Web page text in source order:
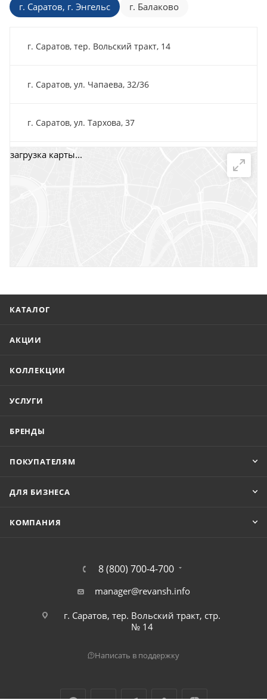
г. Саратов, г. Энгельс г. Балаково
г. Саратов, тер. Вольский тракт, 14
г. Саратов, ул. Чапаева, 32/36
г. Саратов, ул. Тархова, 37
г. Саратов, пр-т. 50 лет Октября, 118Д, помещ. 15
загрузка карты...
КАТАЛОГ
АКЦИИ
КОЛЛЕКЦИИ
УСЛУГИ
БРЕНДЫ
ПОКУПАТЕЛЯМ
ДЛЯ БИЗНЕСА
КОМПАНИЯ
8 (800) 700-4-700
manager@revansh.info
г. Саратов, тер. Вольский тракт, стр.
№ 14
Написать в поддержку